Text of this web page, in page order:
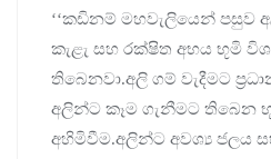
‘‘කඩිනම් මහවැලියෙන් පසුව
කැළැ සහ රක්ෂිත අභය භූමි
තිබෙනවා.අලි ගම් වැදීමට
අලින්ට කෑම ගැනීමට තිබෙන
අහිමිවීම.අලින්ට අවශ්‍ය ජලය